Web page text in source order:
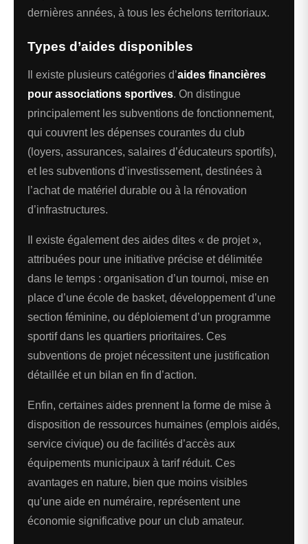
dernières années, à tous les échelons territoriaux.
Types d’aides disponibles
Il existe plusieurs catégories d’aides financières
pour associations sportives. On distingue
principalement les subventions de fonctionnement,
qui couvrent les dépenses courantes du club
(loyers, assurances, salaires d’éducateurs sportifs),
et les subventions d’investissement, destinées à
l’achat de matériel durable ou à la rénovation
d’infrastructures.
Il existe également des aides dites « de projet »,
attribuées pour une initiative précise et délimitée
dans le temps : organisation d’un tournoi, mise en
place d’une école de basket, développement d’une
section féminine, ou déploiement d’un programme
sportif dans les quartiers prioritaires. Ces
subventions de projet nécessitent une justification
détaillée et un bilan en fin d’action.
Enfin, certaines aides prennent la forme de mise à
disposition de ressources humaines (emplois aidés,
service civique) ou de facilités d’accès aux
équipements municipaux à tarif réduit. Ces
avantages en nature, bien que moins visibles
qu’une aide en numéraire, représentent une
économie significative pour un club amateur.